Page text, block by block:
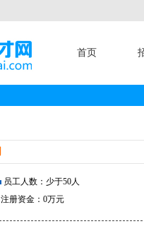
首页
员工人数：少于50人
注册资金：0万元